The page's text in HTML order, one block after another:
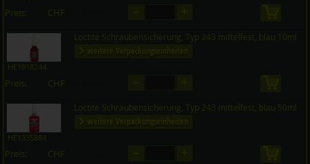
Preis: CHF
HE1918244
Loctite Schraubensicherung, Typ 243 mittelfest, blau 10ml
weitere Verpackungseinheiten
Preis: CHF
HE1335884
Loctite Schraubensicherung, Typ 243 mittelfest, blau 50ml
weitere Verpackungseinheiten
Preis: CHF